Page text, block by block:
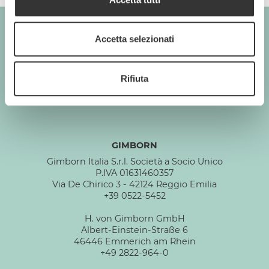
Accetta selezionati
Rifiuta
GIMBORN
Cats. Dogs. Love.
GIMBORN
Gimborn Italia S.r.l. Società a Socio Unico
P.IVA 01631460357
Via De Chirico 3 - 42124 Reggio Emilia
+39 0522-5452
H. von Gimborn GmbH
Albert-Einstein-Straße 6
46446 Emmerich am Rhein
+49 2822-964-0